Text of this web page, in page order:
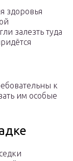
здоровья
залезть туда
к
им особые